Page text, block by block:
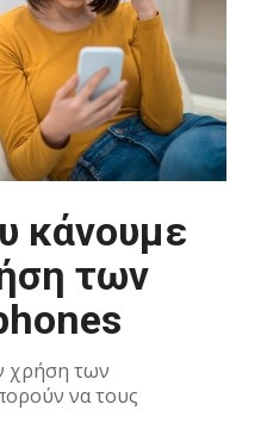
κάνουμε
των
χρήση των
να τους